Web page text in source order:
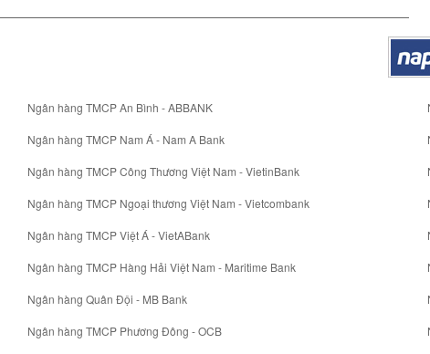
Ngân hàng TMCP An Bình - ABBANK
Ngân hàng TMCP Nam Á - Nam A Bank
Ngân hàng TMCP Công Thương Việt Nam - VietinBank
Ngân hàng TMCP Ngoại thương Việt Nam - Vietcombank
Ngân hàng TMCP Việt Á - VietABank
Ngân hàng TMCP Hàng Hải Việt Nam - Maritime Bank
Ngân hàng Quân Đội - MB Bank
Ngân hàng TMCP Phương Đông - OCB